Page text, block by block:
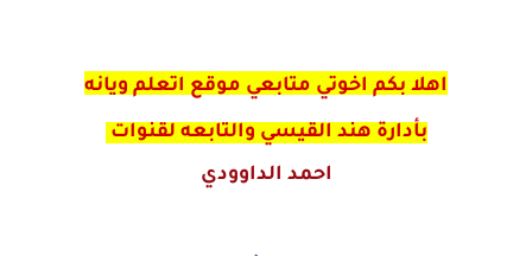
اهلا بكم اخوتي متابعي موقع اتعلم ويانه
بأدارة هند القيسي والتابعه لقنوات
احمد الداوودي